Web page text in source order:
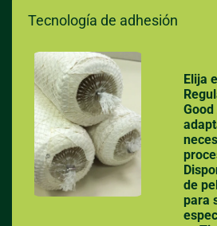
Tecnología de adhesión
Elija
de
para